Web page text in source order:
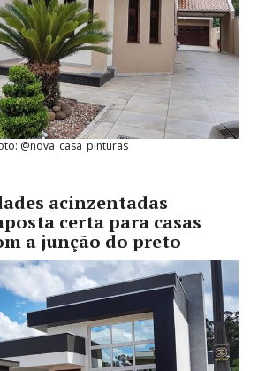
@nova_casa_pinturas
acinzentadas
certa para casas
a junção do preto